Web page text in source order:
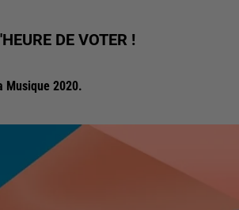
DE VOTER !
Musique 2020.